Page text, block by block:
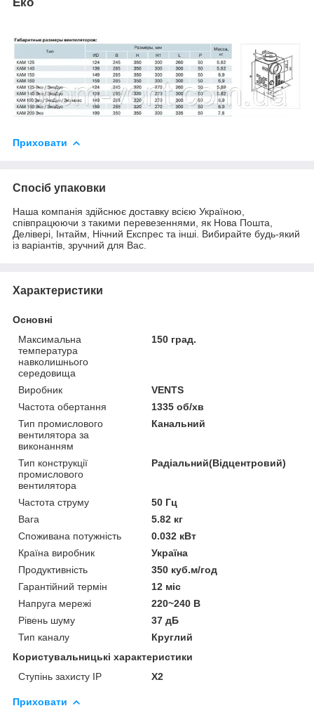
Еко
Приховати
Спосіб упаковки
Наша компанія здійснює доставку всією Україною,
співпрацюючи з такими перевезеннями, як Нова Пошта,
Делівері, Інтайм, Нічний Експрес та інші. Вибирайте будь-який
із варіантів, зручний для Вас.
Характеристики
Основні
Максимальна
температура
навколишнього
середовища
150 град.
Виробник
VENTS
Частота обертання
1335 об/хв
Тип промислового
вентилятора за
виконанням
Канальний
Тип конструкції
промислового
вентилятора
Радіальний(Відцентровий)
Частота струму
50 Гц
Вага
5.82 кг
Споживана потужність
0.032 кВт
Країна виробник
Україна
Продуктивність
350 куб.м/год
Гарантійний термін
12 міс
Напруга мережі
220~240 В
Рівень шуму
37 дБ
Тип каналу
Круглий
Користувальницькі характеристики
Ступінь захисту IP
Х2
Приховати